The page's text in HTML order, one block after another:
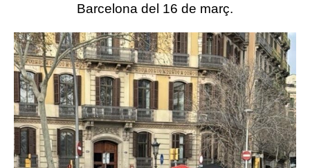
Barcelona del 16 de març.